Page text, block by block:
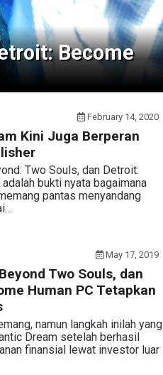
Become
February 14, 2020
Kini Juga Berperan
Two Souls, dan Detroit:
bukti nyata bagaimana
pantas menyandang
May 17, 2019
Two Souls, dan
Human PC Tetapkan
namun langkah inilah yang
Dream setelah berhasil
finansial lewat investor luar